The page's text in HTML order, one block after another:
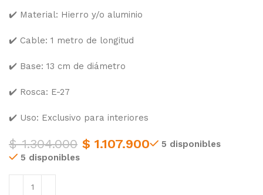
✔️ Material: Hierro y/o aluminio
✔️ Cable: 1 metro de longitud
✔️ Base: 13 cm de diámetro
✔️ Rosca: E-27
✔️ Uso: Exclusivo para interiores
$1.304.000 $ 1.107.900
5 disponibles
5 disponibles